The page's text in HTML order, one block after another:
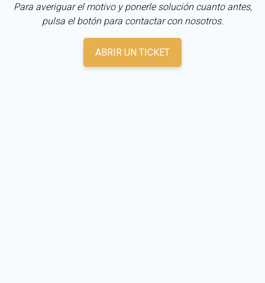
Para averiguar el motivo y ponerle solución cuanto antes,
pulsa el botón para contactar con nosotros.
ABRIR UN TICKET